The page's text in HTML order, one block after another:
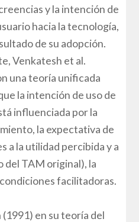
y la intención de
hacia la tecnología,
de su adopción.
Venkatesh et al.
una teoría unificada
la intención de uso de
influenciada por la
la expectativa de
a la utilidad percibida y a
del TAM original), la
facilitadoras.
en su teoría del